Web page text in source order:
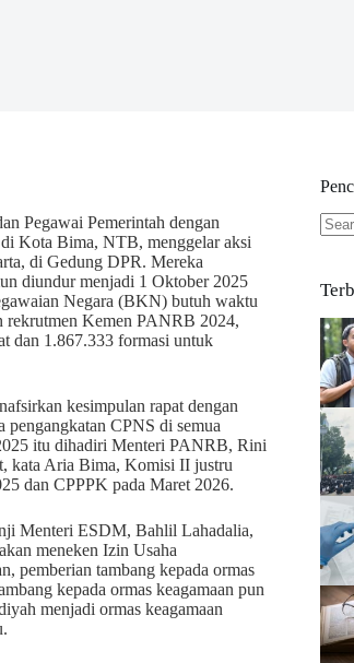
Pegawai Pemerintah dengan
Kota Bima, NTB, menggelar aksi
di Gedung DPR. Mereka
diundur menjadi 1 Oktober 2025
Negara (BKN) butuh waktu
rekrutmen Kemen PANRB 2024,
dan 1.867.333 formasi untuk
kesimpulan rapat dengan
CPNS di semua
itu dihadiri Menteri PANRB, Rini
kata Aria Bima, Komisi II justru
dan CPPPK pada Maret 2026.
Menteri ESDM, Bahlil Lahadalia,
meneken Izin Usaha
pemberian tambang kepada ormas
kepada ormas keagamaan pun
menjadi ormas keagamaan